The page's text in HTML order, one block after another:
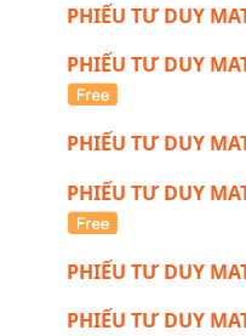
PHIẾU TƯ DUY
PHIẾU TƯ DUY
PHIẾU TƯ DUY
PHIẾU TƯ DUY
PHIẾU TƯ DUY
PHIẾU TƯ DUY